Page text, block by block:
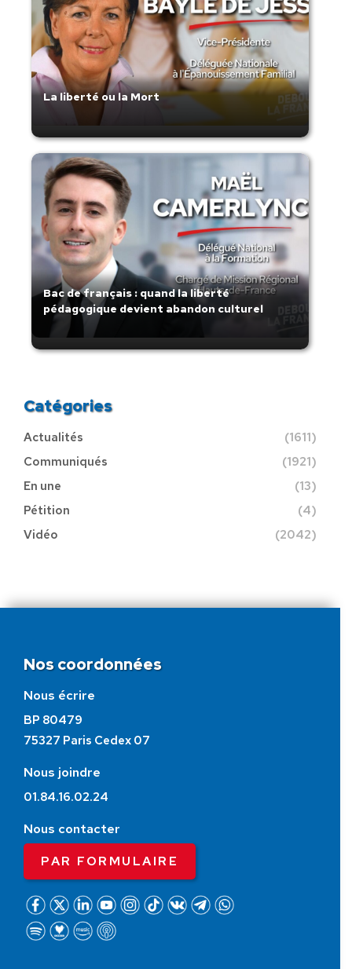
La liberté ou la Mort
Bac de français : quand la liberté
pédagogique devient abandon culturel
Catégories
Actualités
(1611)
Communiqués
(1921)
En une
(13)
Pétition
(4)
Vidéo
(2042)
Nos coordonnées
Nous écrire
BP 80479
75327 Paris Cedex 07
Nous joindre
01.84.16.02.24
Nous contacter
PAR FORMULAIRE